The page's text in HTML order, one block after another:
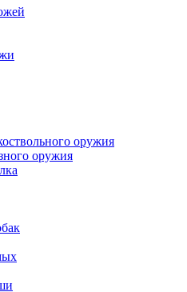
оружия
оружия